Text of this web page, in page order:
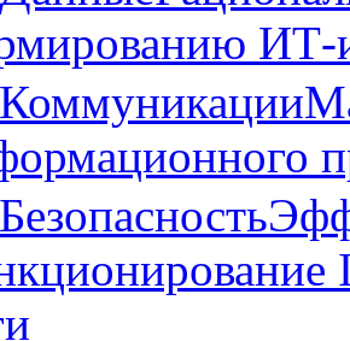
ИТ-
Коммуникации
Безопасность